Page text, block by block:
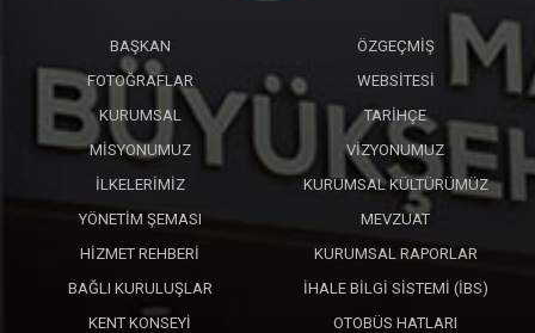
BAŞKAN
ÖZGEÇMIŞ
FOTOĞRAFLAR
WEBSITESI
KURUMSAL
TARIHÇE
MISYONUMUZ
VIZYONUMUZ
İLKELERIMIZ
KURUMSAL KÜLTÜRÜMÜZ
YÖNETIM ŞEMASI
MEVZUAT
HIZMET REHBERI
KURUMSAL RAPORLAR
BAĞLI KURULUŞLAR
İHALE BILGI SISTEMI (İBS)
KENT KONSEYI
OTOBÜS HATLARI